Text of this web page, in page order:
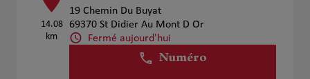
14.08
km
19 Chemin Du Buyat
69370 St Didier Au Mont D Or
Fermé aujourd'hui
Numéro